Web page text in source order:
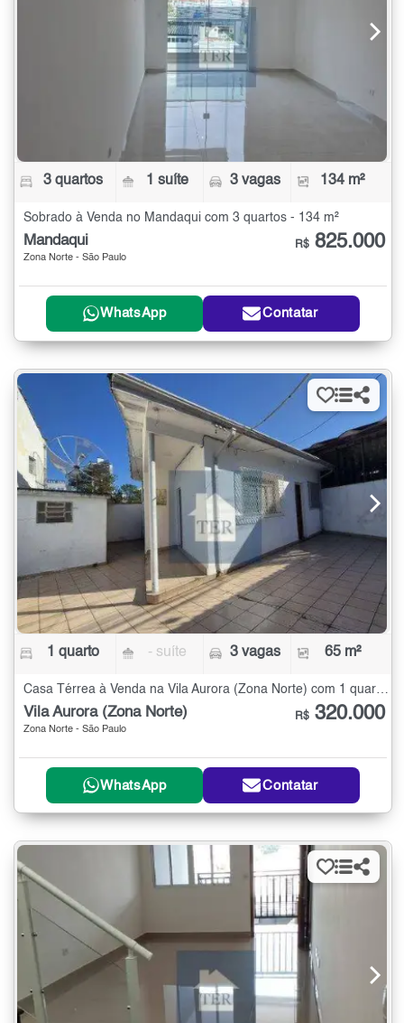
3 quartos 1 suíte 3 vagas 134 m²
Sobrado à Venda no Mandaqui com 3 quartos - 134 m²
Mandaqui
Zona Norte - São Paulo
R$ 825.000
WhatsApp Contatar
1 quarto - suíte 3 vagas 65 m²
Vila Aurora (Zona Norte)
Zona Norte - São Paulo
R$ 320.000
WhatsApp Contatar